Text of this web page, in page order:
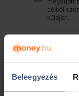
Beleegyezés
megadott
célból
küldjön.
A lenti gomb